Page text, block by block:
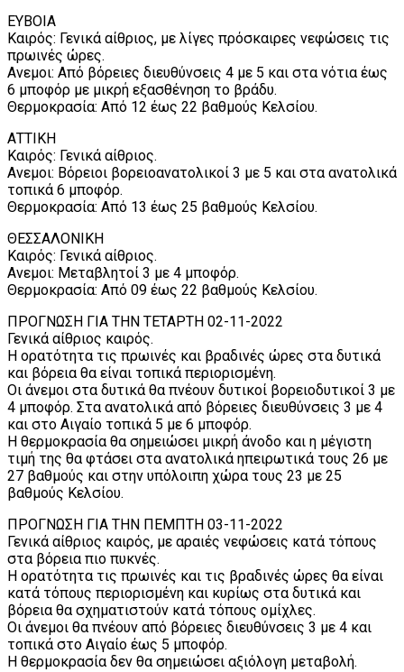
ΕΥΒΟΙΑ
Καιρός: Γενικά αίθριος, με λίγες πρόσκαιρες νεφώσεις τις
πρωινές ώρες.
Ανεμοι: Από βόρειες διευθύνσεις 4 με 5 και στα νότια έως
6 μποφόρ με μικρή εξασθένηση το βράδυ.
Θερμοκρασία: Από 12 έως 22 βαθμούς Κελσίου.
ΑΤΤΙΚΗ
Καιρός: Γενικά αίθριος.
Ανεμοι: Βόρειοι βορειοανατολικοί 3 με 5 και στα ανατολικά
τοπικά 6 μποφόρ.
Θερμοκρασία: Από 13 έως 25 βαθμούς Κελσίου.
ΘΕΣΣΑΛΟΝΙΚΗ
Καιρός: Γενικά αίθριος.
Ανεμοι: Μεταβλητοί 3 με 4 μποφόρ.
Θερμοκρασία: Από 09 έως 22 βαθμούς Κελσίου.
ΠΡΟΓΝΩΣΗ ΓΙΑ ΤΗΝ ΤΕΤΑΡΤΗ 02-11-2022
Γενικά αίθριος καιρός.
Η ορατότητα τις πρωινές και βραδινές ώρες στα δυτικά
και βόρεια θα είναι τοπικά περιορισμένη.
Οι άνεμοι στα δυτικά θα πνέουν δυτικοί βορειοδυτικοί 3 με
4 μποφόρ. Στα ανατολικά από βόρειες διευθύνσεις 3 με 4
και στο Αιγαίο τοπικά 5 με 6 μποφόρ.
Η θερμοκρασία θα σημειώσει μικρή άνοδο και η μέγιστη
τιμή της θα φτάσει στα ανατολικά ηπειρωτικά τους 26 με
27 βαθμούς και στην υπόλοιπη χώρα τους 23 με 25
βαθμούς Κελσίου.
ΠΡΟΓΝΩΣΗ ΓΙΑ ΤΗΝ ΠΕΜΠΤΗ 03-11-2022
Γενικά αίθριος καιρός, με αραιές νεφώσεις κατά τόπους
στα βόρεια πιο πυκνές.
Η ορατότητα τις πρωινές και τις βραδινές ώρες θα είναι
κατά τόπους περιορισμένη και κυρίως στα δυτικά και
βόρεια θα σχηματιστούν κατά τόπους ομίχλες.
Οι άνεμοι θα πνέουν από βόρειες διευθύνσεις 3 με 4 και
τοπικά στο Αιγαίο έως 5 μποφόρ.
Η θερμοκρασία δεν θα σημειώσει αξιόλογη μεταβολή.